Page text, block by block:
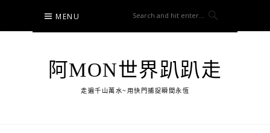
content
MENU
阿MON世界趴趴走
走遍千山萬水~用快門捕捉瞬間永恆